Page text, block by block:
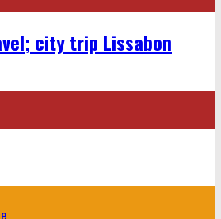
city trip Lissabon